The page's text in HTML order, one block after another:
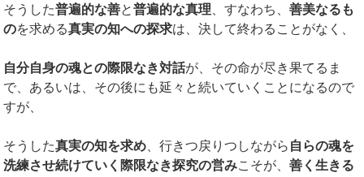
そうした普遍的な善と普遍的な真理、すなわち、善美なるも
のを求める真実の知への探求は、決して終わることがなく、
自分自身の魂との際限なき対話が、その命が尽き果てるま
で、あるいは、その後にも延々と続いていくことになるので
すが、
そうした真実の知を求め、行きつ戻りつしながら 自らの魂を
洗練させ続けていく際限なき探究の営みこそが、善く生きる